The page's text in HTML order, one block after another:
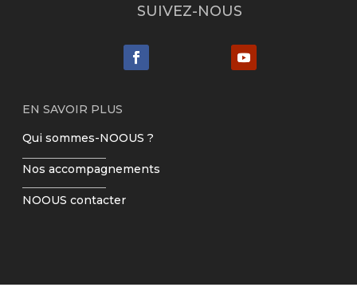
SUIVEZ-NOUS
EN SAVOIR PLUS
Qui sommes-NOOUS ?
Nos accompagnements
NOOUS contacter